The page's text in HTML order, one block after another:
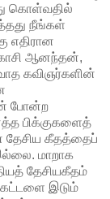
கொள்வதில்
நீங்கள்
எதிரான
ஆனந்தன்,
கவிஞர்களின்
போன்ற
பிக்குகளைத்
தேசிய கீதத்தைப்
மாறாக
தேசியகீதம்
கட்டளை இடும்